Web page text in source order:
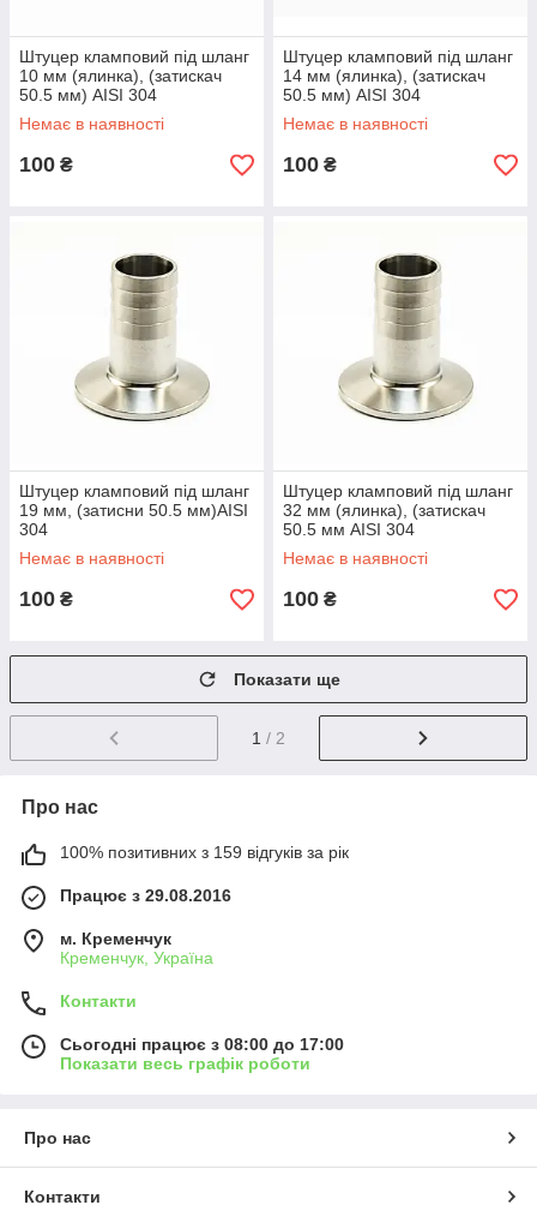
Штуцер кламповий під шланг
10 мм (ялинка), (затискач
50.5 мм) AISI 304
Немає в наявності
100 ₴
Штуцер кламповий під шланг
14 мм (ялинка), (затискач
50.5 мм) AISI 304
Немає в наявності
100 ₴
Штуцер кламповий під шланг
19 мм, (затисни 50.5 мм)AISI
304
Немає в наявності
100 ₴
Штуцер кламповий під шланг
32 мм (ялинка), (затискач
50.5 мм AISI 304
Немає в наявності
100 ₴
Показати ще
1 / 2
Про нас
100% позитивних з 159 відгуків за рік
Працює з 29.08.2016
м. Кременчук
Кременчук, Україна
Контакти
Сьогодні працює з 08:00 до 17:00
Показати весь графік роботи
Про нас
Контакти